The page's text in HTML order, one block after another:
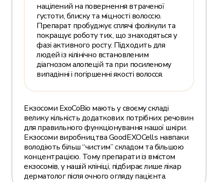
націлений на повернення втраченої
густоти, блиску та міцності волоссю.
Препарат пробуджує сплячі фолікули та
покращує роботу тих, що знаходяться у
фазі активного росту. Підходить для
людей із кілінічно встановленим
діагнозом алопецій та при посиленому
випадінні і погіршенні якості волосся.
Екзосоми ExoCoBio мають у своєму складі
велику кількість додаткових потрібних речовин
для правильного функціонування нашої шкіри.
Екзосоми виробництва GoodEXOCells навпаки
володіють більш “чистим” складом та більшою
концентрацією. Тому препарати із вмістом
екзосомів, у нашій клініці, підбирає лише лікар
дерматолог після очного огляду пацієнта.